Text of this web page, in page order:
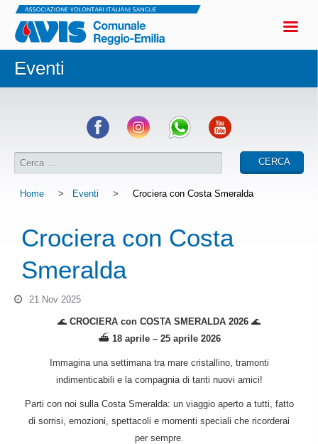
Eventi
Home > Eventi > Crociera con Costa Smeralda
Crociera con Costa
Smeralda
21 Nov 2025
🌊 CROCIERA con COSTA SMERALDA 2026 🌊
⛴️ 18 aprile – 25 aprile 2026
Immagina una settimana tra mare cristallino, tramonti
indimenticabili e la compagnia di tanti nuovi amici!
Parti con noi sulla Costa Smeralda: un viaggio aperto a tutti, fatto
di sorrisi, emozioni, spettacoli e momenti speciali che ricorderai
per sempre.